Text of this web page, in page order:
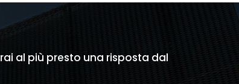
al più presto una risposta dal